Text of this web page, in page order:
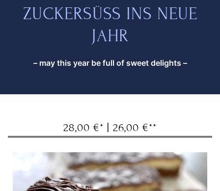
ZUCKERSÜSS INS NEUE
JAHR
– may this year be full of sweet delights –
28,00 €* | 26,00 €**